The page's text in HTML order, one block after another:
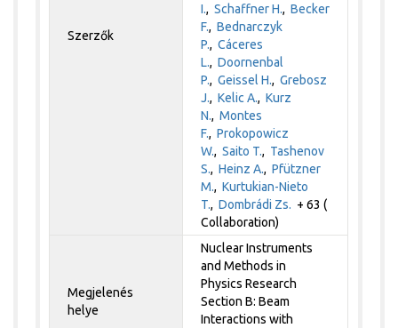
Szerzők
I.,Schaffner H.,Becker
F.,Bednarczyk
P.,Cáceres
L.,Doornenbal
P.,Geissel H.,Grebosz
J.,Kelic A.,Kurz
N.,Montes
F.,Prokopowicz
W.,Saito T., Tashenov
S.,Heinz A.,Pfützner
M.,Kurtukian-Nieto
T.,Dombrádi Zs. + 63 (
Collaboration)
Megjelenés
helye
Nuclear Instruments
and Methods in
Physics Research
Section B: Beam
Interactions with